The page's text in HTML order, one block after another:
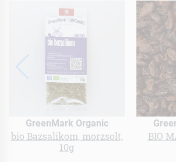
GreenMark Organic
bio Bazsalikom, morzsolt,
10g
BIO